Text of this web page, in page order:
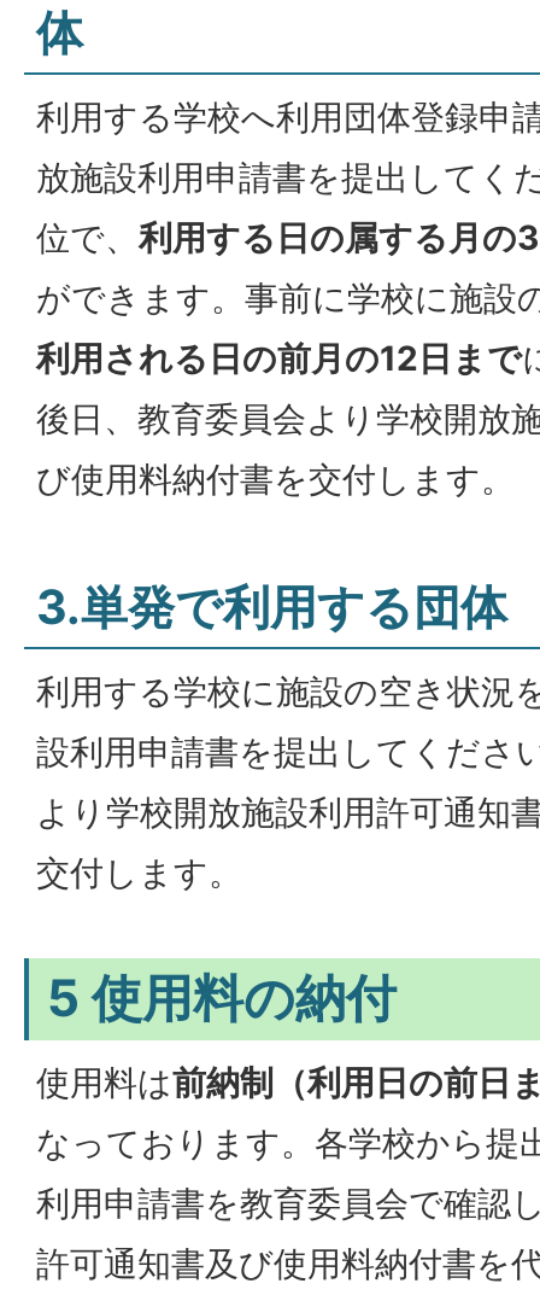
体
利用する学校へ利用団体登録申
放施設利用申請書を提出してく
位で、利用する日の属する月の
ができます。事前に学校に施設
利用される日の前月の12日まで
後日、教育委員会より学校開放
び使用料納付書を交付します。
3.単発で利用する団体
利用する学校に施設の空き状況
設利用申請書を提出してくださ
より学校開放施設利用許可通知
交付します。
5 使用料の納付
使用料は前納制（利用日の前日
なっております。各学校から提
利用申請書を教育委員会で確認
許可通知書及び使用料納付書を